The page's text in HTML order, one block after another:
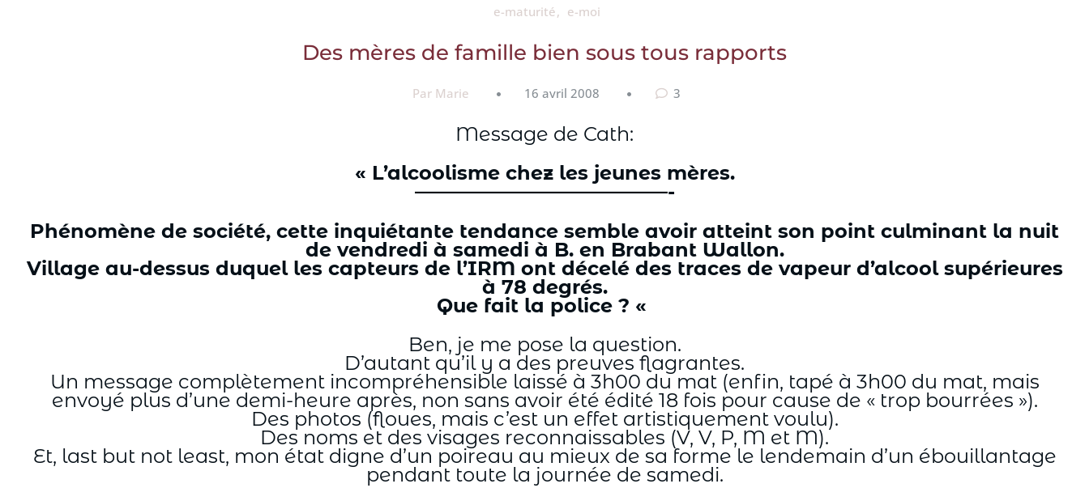
e-maturité e-moi
Des mères de famille bien sous tous rapports
Par Marie 16 avril 2008 3
Message de Cath:
« L’alcoolisme chez les jeunes mères.
—————————————-
Phénomène de société, cette inquiétante tendance semble avoir atteint son point culminant la nuit
de vendredi à samedi à B. en Brabant Wallon.
Village au-dessus duquel les capteurs de l’IRM ont décelé des traces de vapeur d’alcool supérieures
à 78 degrés.
Que fait la police ? «
Ben, je me pose la question.
D’autant qu’il y a des preuves flagrantes.
Un message complètement incompréhensible laissé à 3h00 du mat (enfin, tapé à 3h00 du mat, mais
envoyé plus d’une demi-heure après, non sans avoir été édité 18 fois pour cause de « trop bourrées »).
Des photos (floues, mais c’est un effet artistiquement voulu).
Des noms et des visages reconnaissables (V, V, P, M et M).
Et, last but not least, mon état digne d’un poireau au mieux de sa forme le lendemain d’un ébouillantage
pendant toute la journée de samedi.